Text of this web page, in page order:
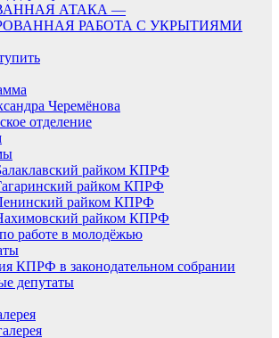
АТАКА —
РАБОТА С УКРЫТИЯМИ
Черемёнова
отделение
райком КПРФ
райком КПРФ
райком КПРФ
райком КПРФ
работе в молодёжью
КПРФ в законодательном собрании
депутаты